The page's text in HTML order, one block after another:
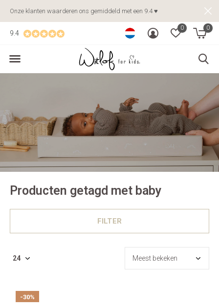
0 0
9.4
Onze klanten waarderen ons gemiddeld met een 9.4 ♥
Producten getagd met baby
FILTER
-30%